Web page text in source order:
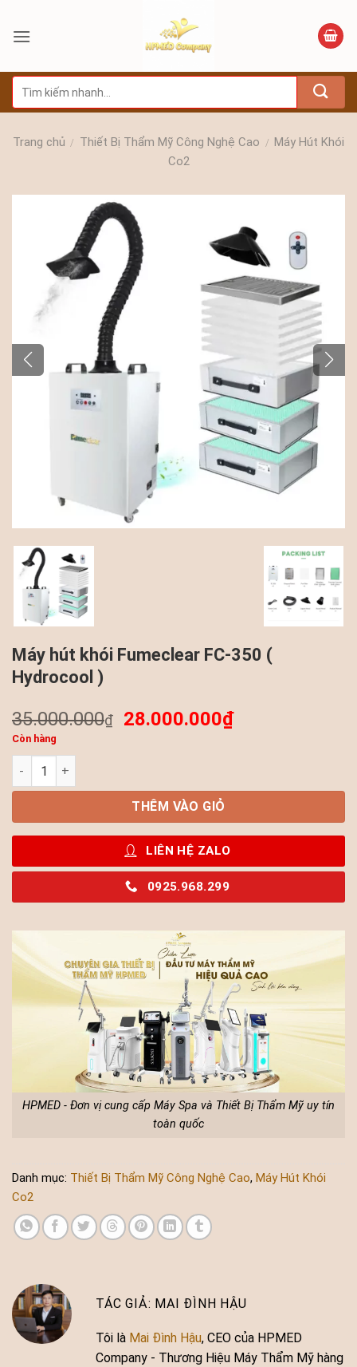
qua
dung
kiếm:
Trang chủ / Thiết Bị Thẩm Mỹ Công Nghệ Cao / Máy Hút Khói
Co2
Máy hút khói Fumeclear FC-350 (
Hydrocool )
35.000.000₫ 28.000.000₫
Còn hàng
Máy hút khói Fumeclear FC-350 ( Hydrocool ) số lượng
THÊM VÀO GIỎ
LIÊN HỆ ZALO
0925.968.299
HPMED - Đơn vị cung cấp Máy Spa và Thiết Bị Thẩm Mỹ uy tín
toàn quốc
Danh mục: Thiết Bị Thẩm Mỹ Công Nghệ Cao, Máy Hút Khói
Co2
MAI ĐÌNH HẬU
Tôi là Mai Đình Hậu, CEO của HPMED
Company - Thương Hiệu Máy Thẩm Mỹ hàng